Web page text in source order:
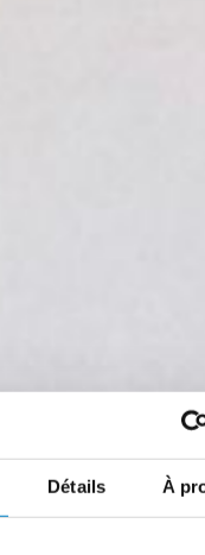
Détails À
Référence Chantier rue du